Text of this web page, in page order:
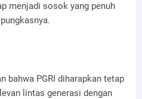
menjadi sosok yang penuh
bahwa PGRI diharapkan tetap
lintas generasi dengan